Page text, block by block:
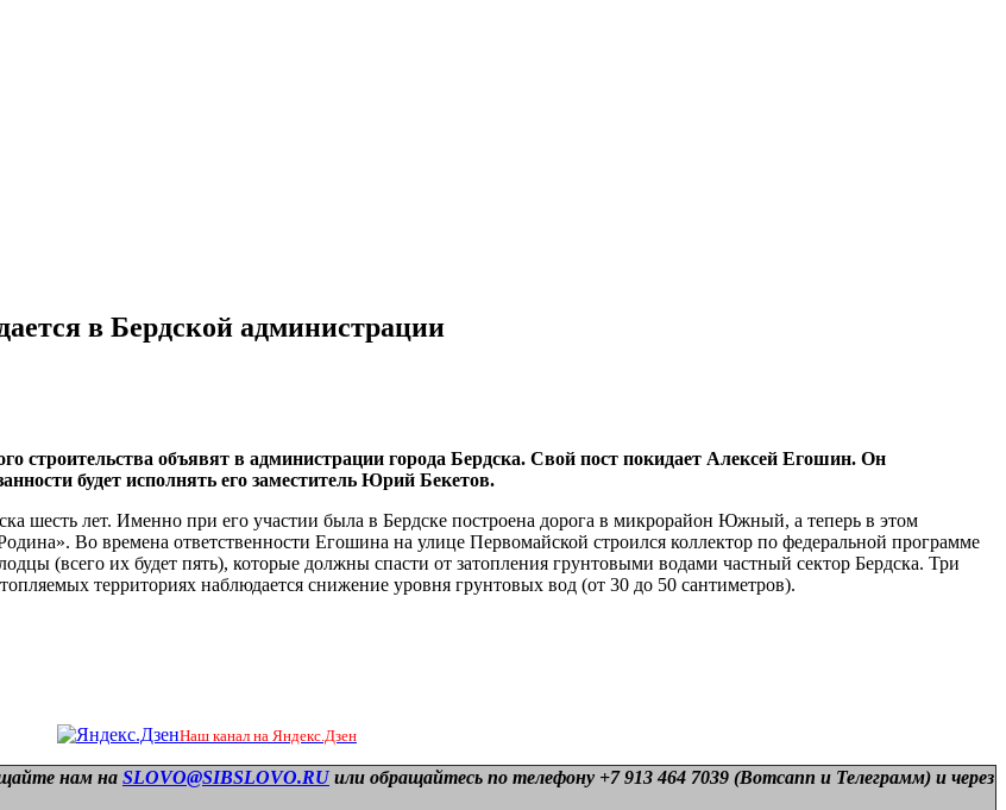
в Бердской администрации
строительства объявят в администрации города Бердска. Свой пост покидает Алексей Егошин. Он
будет исполнять его заместитель Юрий Бекетов.
шесть лет. Именно при его участии была в Бердске построена дорога в микрорайон Южный, а теперь в этом
Во времена ответственности Егошина на улице Первомайской строился коллектор по федеральной программе
(всего их будет пять), которые должны спасти от затопления грунтовыми водами частный сектор Бердска. Три
территориях наблюдается снижение уровня грунтовых вод (от 30 до 50 сантиметров).
Наш канал на Яндекс.Дзен
нам на SLOVO@SIBSLOVO.RU или обращайтесь по телефону +7 913 464 7039 (Вотсапп и Телеграмм) и через